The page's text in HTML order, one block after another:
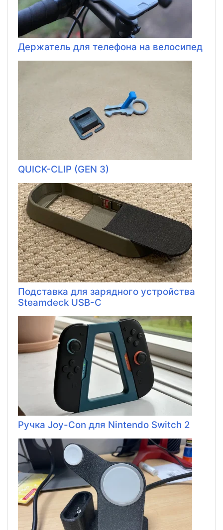
Держатель для телефона на велосипед
QUICK-CLIP (GEN 3)
Подставка для зарядного устройства
Steamdeck USB-C
Ручка Joy-Con для Nintendo Switch 2